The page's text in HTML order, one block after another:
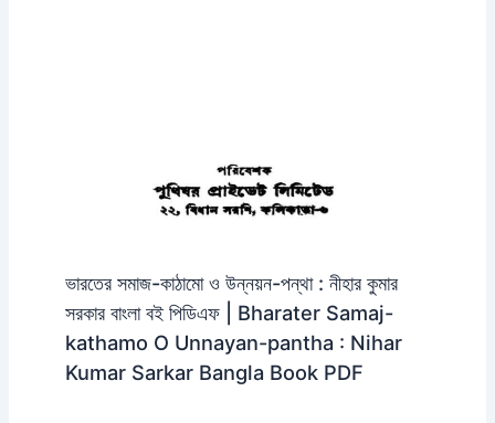
ভারতের সমাজ-কাঠামো ও উন্নয়ন-পন্থা : নীহার কুমার
সরকার বাংলা বই পিডিএফ | Bharater Samaj-
kathamo O Unnayan-pantha : Nihar
Kumar Sarkar Bangla Book PDF